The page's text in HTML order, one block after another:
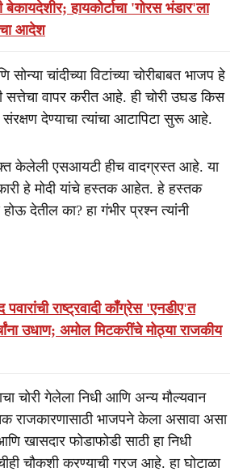
हायकोर्टाचा 'गोरस भंडार'ला
आदेश
चांदीच्या विटांच्या चोरीबाबत भाजप हे
सत्तेचा वापर करीत आहे. ही चोरी उघड किस
देण्याचा त्यांचा आटापिटा सुरू आहे.
केलेली एसआयटी हीच वादग्रस्त आहे. या
हे मोदी यांचे हस्तक आहेत. हे हस्तक
देतील का? हा गंभीर प्रश्न त्यांनी
राष्ट्रवादी काँग्रेस 'एनडीए'त
उधाण; अमोल मिटकरींचे मोठ्या राजकीय
चोरी गेलेला निधी आणि अन्य मौल्यवान
राजकारणासाठी भाजपने केला असावा असा
खासदार फोडाफोडी साठी हा निधी
चौकशी करण्याची गरज आहे. हा घोटाळा